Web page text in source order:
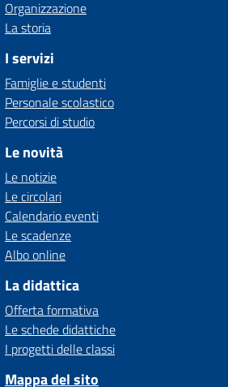
Organizzazione
La storia
I servizi
Famiglie e studenti
Personale scolastico
Percorsi di studio
Le novità
Le notizie
Le circolari
Calendario eventi
Le scadenze
Albo online
La didattica
Offerta formativa
Le schede didattiche
I progetti delle classi
Mappa del sito